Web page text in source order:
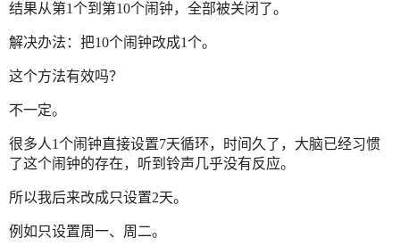
结果从第1个到第10个闹钟，全部被关闭了。
解决办法：把10个闹钟改成1个。
这个方法有效吗？
不一定。
很多人1个闹钟直接设置7天循环，时间久了，大脑已经习惯
了这个闹钟的存在，听到铃声几乎没有反应。
所以我后来改成只设置2天。
例如只设置周一、周二。